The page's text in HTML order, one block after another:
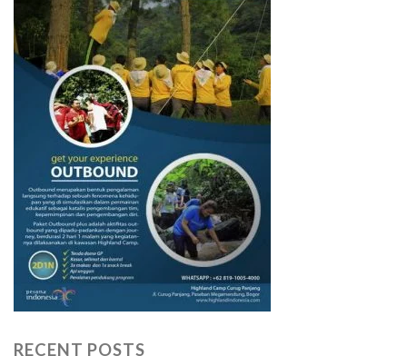
RECENT POSTS